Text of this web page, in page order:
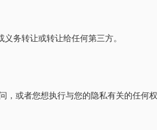
务转让或转让给任何第三方。
，或者您想执行与您的隐私有关的任何